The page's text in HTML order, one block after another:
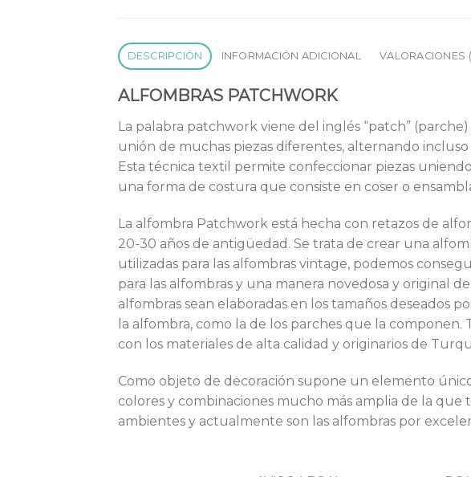
DESCRIPCIÓN INFORMACIÓN ADICIONAL VALORACIONES
ALFOMBRAS PATCHWORK
La palabra patchwork viene del inglés “patch”
unión de muchas piezas diferentes, alternando
Esta técnica textil permite confeccionar piezas
una forma de costura que consiste en coser o
La alfombra Patchwork está hecha con retazos de
20-30 años de antigüedad. Se trata de crear una
utilizadas para las alfombras vintage, podemos
para las alfombras y una manera novedosa y original
alfombras sean elaboradas en los tamaños deseados
la alfombra, como la de los parches que la
con los materiales de alta calidad y originarios de
Como objeto de decoración supone un elemento
colores y combinaciones mucho más amplia de la
ambientes y actualmente son las alfombras por